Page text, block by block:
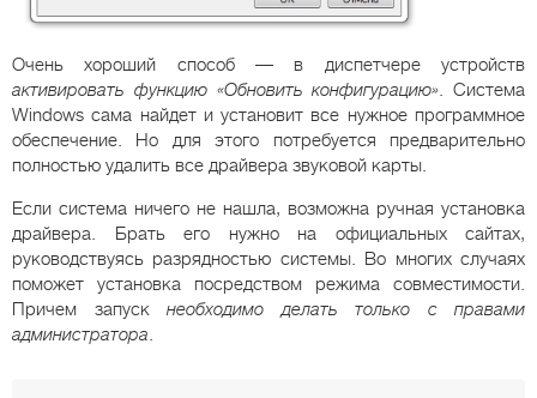
Очень хороший способ — в диспетчере устройств
активировать функцию «Обновить конфигурацию» . Система
Windows сама найдет и установит все нужное программное
обеспечение. Но для этого потребуется предварительно
полностью удалить все драйвера звуковой карты.
Если система ничего не нашла, возможна ручная установка
драйвера. Брать его нужно на официальных сайтах,
руководствуясь разрядностью системы. Во многих случаях
поможет установка посредством режима совместимости.
Причем запуск необходимо делать только с правами
администратора